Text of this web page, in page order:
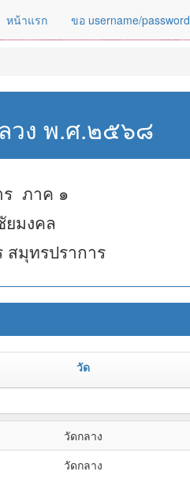
หน้าแรก ขอ username/password
วง พ.ศ.๒๕๖๘
ร ภาค ๑
มงคล
สมุทรปราการ
วัด
วัดกลาง
วัดกลาง